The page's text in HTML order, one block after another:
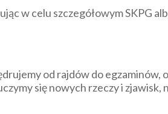
w celu szczegółowym SKPG
od rajdów do
się nowych rzeczy i